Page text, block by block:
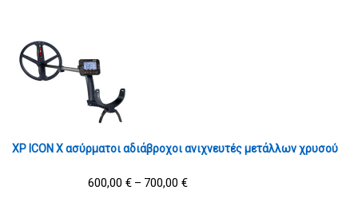
XP ICON X ασύρματοι αδιάβροχοι ανιχνευτές μετάλλων χρυσού
600,00 € – 700,00 €